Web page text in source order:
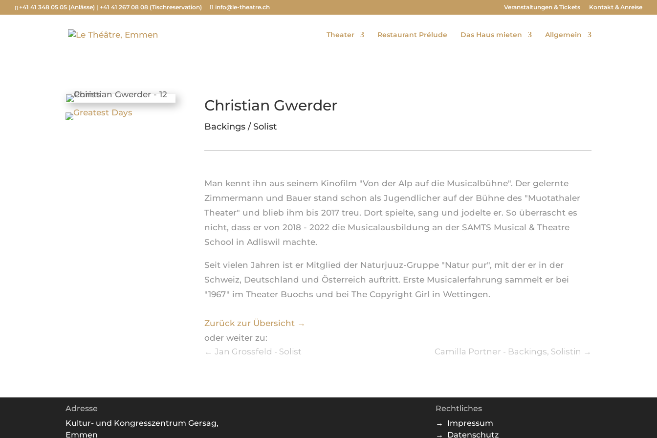
+41 41 348 05 05 (Anlässe) | +41 41 267 08 08 (Tischreservation) info@le-theatre.ch Veranstaltungen & Tickets Kontakt & Anreise
Theater Restaurant Prélude Das Haus mieten Allgemein
Christian Gwerder
Backings / Solist
Man kennt ihn aus seinem Kinofilm "Von der Alp auf die Musicalbühne". Der gelernte
Zimmermann und Bauer stand schon als Jugendlicher auf der Bühne des "Muotathaler
Theater" und blieb ihm bis 2017 treu. Dort spielte, sang und jodelte er. So überrascht es
nicht, dass er von 2018 - 2022 die Musicalausbildung an der SAMTS Musical & Theatre
School in Adliswil machte.
Seit vielen Jahren ist er Mitglied der Naturjuuz-Gruppe "Natur pur", mit der er in der
Schweiz, Deutschland und Österreich auftritt. Erste Musicalerfahrung sammelt er bei
"1967" im Theater Buochs und bei The Copyright Girl in Wettingen.
Zurück zur Übersicht →
oder weiter zu:
← Jan Grossfeld - Solist Camilla Portner - Backings, Solistin →
Adresse
Kultur- und Kongresszentrum Gersag,
Emmen
Rechtliches
→ Impressum
→ Datenschutz